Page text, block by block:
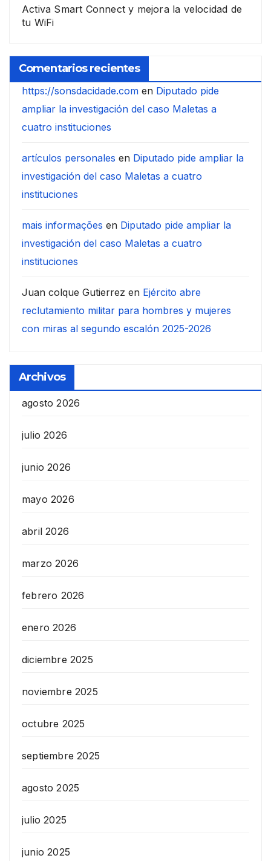
Activa Smart Connect y mejora la velocidad de
tu WiFi
Comentarios recientes
https://sonsdacidade.com en Diputado pide
ampliar la investigación del caso Maletas a
cuatro instituciones
artículos personales en Diputado pide ampliar la
investigación del caso Maletas a cuatro
instituciones
mais informações en Diputado pide ampliar la
investigación del caso Maletas a cuatro
instituciones
Juan colque Gutierrez en Ejército abre
reclutamiento militar para hombres y mujeres
con miras al segundo escalón 2025-2026
Archivos
agosto 2026
julio 2026
junio 2026
mayo 2026
abril 2026
marzo 2026
febrero 2026
enero 2026
diciembre 2025
noviembre 2025
octubre 2025
septiembre 2025
agosto 2025
julio 2025
junio 2025